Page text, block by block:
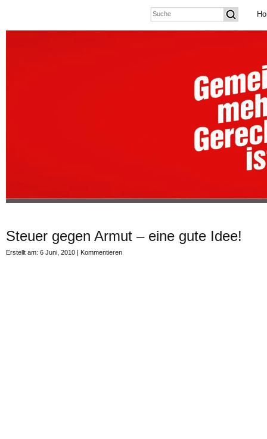
Steuer gegen Armut – eine gute Idee!
Erstellt am: 6 Juni, 2010 | Kommentieren